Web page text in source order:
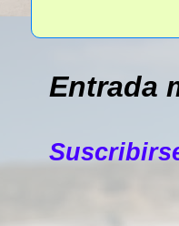
Entrada